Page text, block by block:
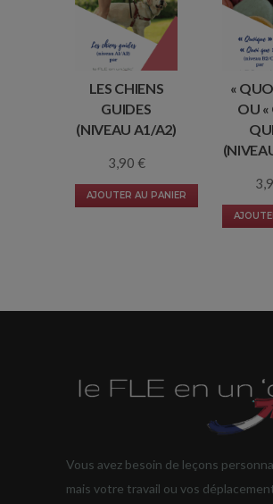
LES CHIENS
GUIDES
(NIVEAU A1/A2)
3,90 €
AJOUTER AU PANIER
«
OU
Vous avez besoin de leçons
mais votre travail ou vos